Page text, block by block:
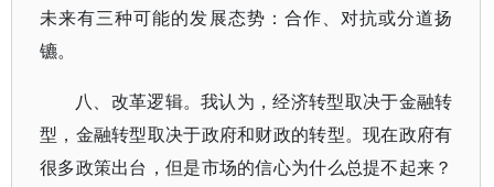
未来有三种可能的发展态势：合作、对抗或分道扬
镳。
八、改革逻辑。我认为，经济转型取决于金融转
型，金融转型取决于政府和财政的转型。现在政府有
很多政策出台，但是市场的信心为什么总提不起来？